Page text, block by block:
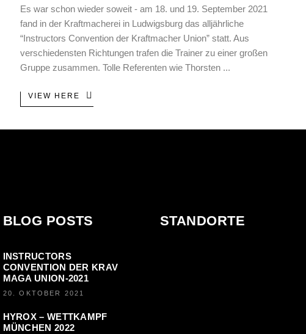
Es war schon wieder soweit - am 18. und 19. September 2021
fand in der Kraftmacherei in Ludwigsburg das alljährliche
“Instructors Convention der Kraftmacher Union” statt. Aus
verschiedensten Richtungen trafen die Trainer zu einer großen
Gruppe zusammen. Tolle Referenten wie Thorsten
VIEW HERE
BLOG POSTS
INSTRUCTORS
CONVENTION DER KRAV
MAGA UNION-2021
20. OKTOBER 2021
HYROX – WETTKAMPF
MÜNCHEN 2022
STANDORTE